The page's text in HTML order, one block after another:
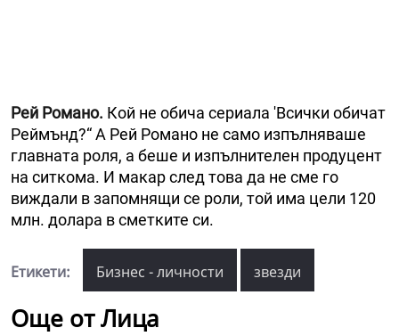
Рей Романо. Кой не обича сериала 'Всички обичат
Реймънд?“ А Рей Романо не само изпълняваше
главната роля, а беше и изпълнителен продуцент
на ситкома. И макар след това да не сме го
виждали в запомнящи се роли, той има цели 120
млн. долара в сметките си.
Етикети: Бизнес - личности звезди
Още от Лица